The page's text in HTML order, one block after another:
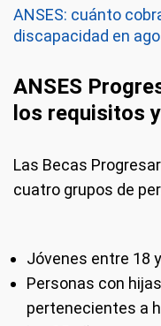
ANSES: cuánto
discapacidad en
ANSES
los requisitos
Las Becas
cuatro grupos de
Jóvenes entre 18
Personas con
pertenecientes a